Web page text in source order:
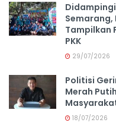
Didampingi
Tampilkan
PKK
29/07/2026
Politisi
Merah
18/07/2026